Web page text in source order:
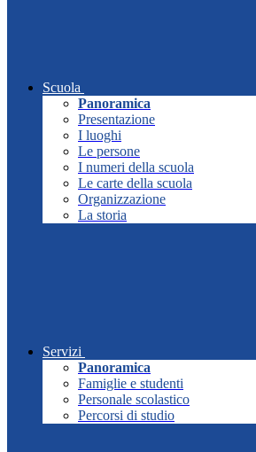
Scuola
Panoramica
Presentazione
I luoghi
Le persone
I numeri della scuola
Le carte della scuola
Organizzazione
La storia
Servizi
Panoramica
Famiglie e studenti
Personale scolastico
Percorsi di studio